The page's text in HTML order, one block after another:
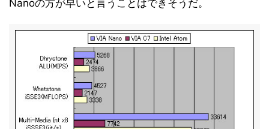
Nanoの方が早いと言うことはできそうだ。